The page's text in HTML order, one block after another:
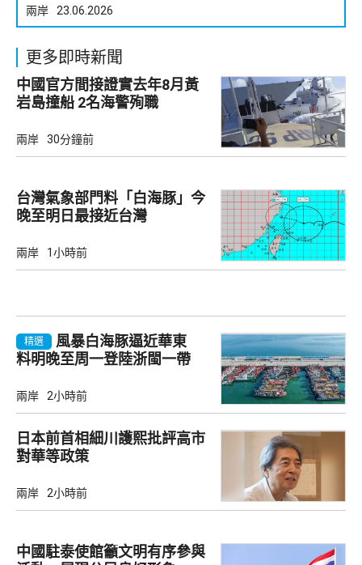
兩岸 23.06.2026
更多即時新聞
中國官方間接證實去年8月黃
岩島撞船 2名海警殉職
兩岸 30分鐘前
台灣氣象部門料「白海豚」今
晚至明日最接近台灣
兩岸 1小時前
精選
風暴白海豚逼近華東
料明晚至周一登陸浙閩一帶
兩岸 2小時前
日本前首相細川護熙批評高市
對華等政策
兩岸 2小時前
中國駐泰使館籲文明有序參與